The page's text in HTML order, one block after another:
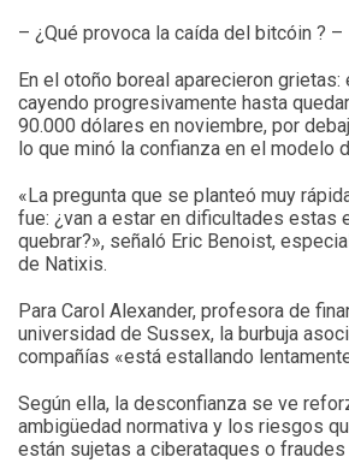
– ¿Qué provoca la caída del bitcóin ? –
En el otoño boreal aparecieron
cayendo progresivamente hasta
90.000 dólares en noviembre, por
lo que minó la confianza en el modelo
«La pregunta que se planteó muy
fue: ¿van a estar en dificultades estas
quebrar?», señaló Eric Benoist,
de Natixis.
Para Carol Alexander, profesora de
universidad de Sussex, la burbuja
compañías «está estallando
Según ella, la desconfianza se ve
ambigüedad normativa y los riesgos
están sujetas a ciberataques o fraudes